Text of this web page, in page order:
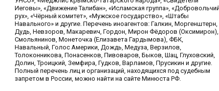
Иеговы», «Движение Талибан», «Исламская группа»,
рух», «Чёрный комитет», «Мужское государство», «Штабы
Навального» и другие. Перечень иноагентов: Галкин, Моргенштерн,
Дудь, Невзоров, Макаревич, Гордон, Мирон Фёдоров (Оксимирон),
Смольянинов, Монеточка (Елизавета Гардымова), ФБК,
Навальный, Голос Америки, Дождь, Медуза, Верзилов,
Толоконникова, Понасенков, Пивоваров, Быков, Шац, Глуховский,
Долин, Троицкий, Земфира, Гудков, Варламов, Прусикин и другие.
Полный перечень лиц и организаций, находящихся под судебным
запретом в России, можно найти на сайте Минюста РФ.